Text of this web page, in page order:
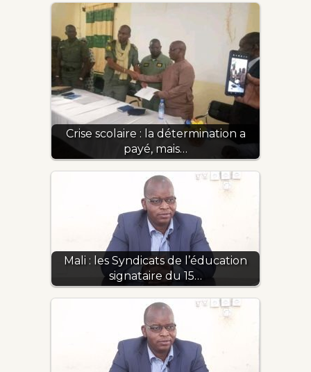
Crise scolaire : la détermination a
payé, mais…
Mali : les Syndicats de l’éducation
signataire du 15…